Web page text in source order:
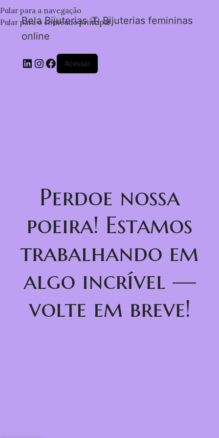
Pular para a navegação
Pular para o conteúdo principal
Bela Bijuterias 🦋 Bijuterias femininas
online
Acessar
Perdoe nossa
poeira! Estamos
trabalhando em
algo incrível —
volte em breve!